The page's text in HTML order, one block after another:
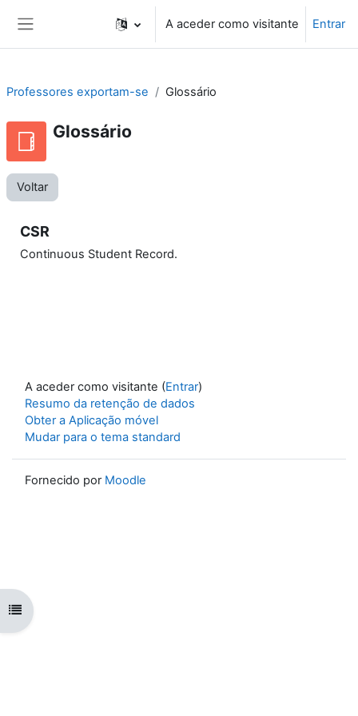
A aceder como visitante Entrar
Abrir índice da disciplina
Professores exportam-se Glossário
Glossário
Voltar
CSR
Continuous Student Record.
A aceder como visitante (Entrar)
Resumo da retenção de dados
Obter a Aplicação móvel
Mudar para o tema standard
Fornecido por Moodle